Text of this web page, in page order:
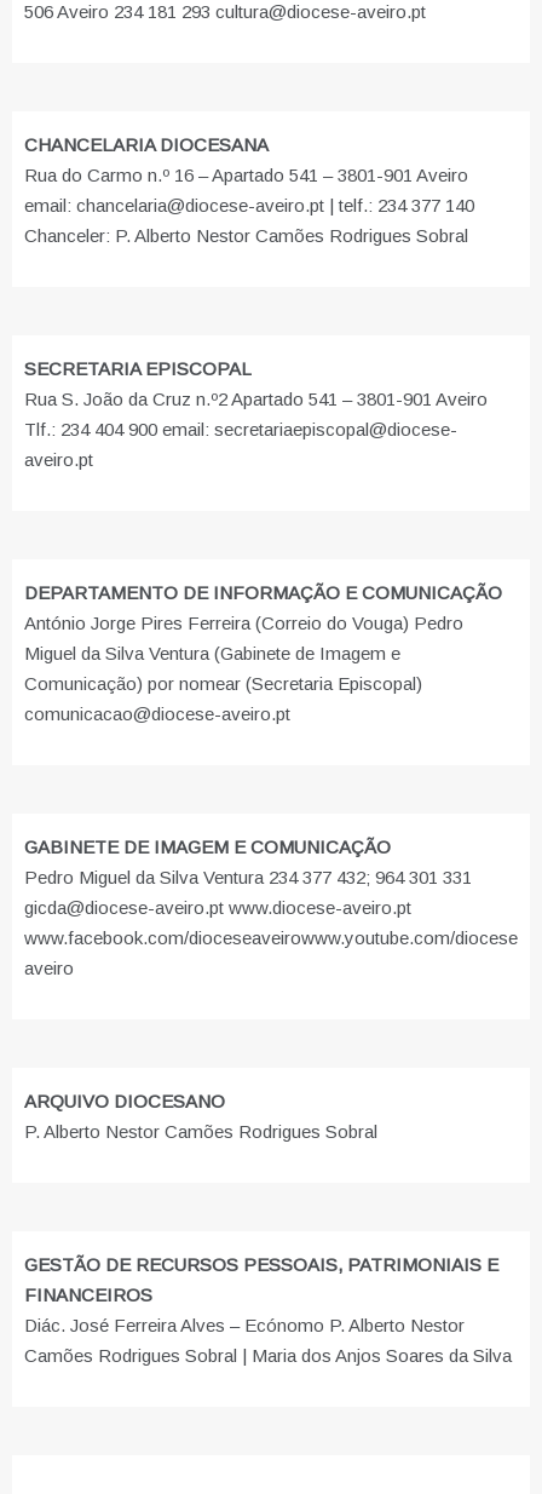
506 Aveiro 234 181 293 cultura@diocese-aveiro.pt
CHANCELARIA DIOCESANA
Rua do Carmo n.º 16 – Apartado 541 – 3801-901 Aveiro
email: chancelaria@diocese-aveiro.pt | telf.: 234 377 140
Chanceler: P. Alberto Nestor Camões Rodrigues Sobral
SECRETARIA EPISCOPAL
Rua S. João da Cruz n.º2 Apartado 541 – 3801-901 Aveiro
Tlf.: 234 404 900 email: secretariaepiscopal@diocese-
aveiro.pt
DEPARTAMENTO DE INFORMAÇÃO E COMUNICAÇÃO
António Jorge Pires Ferreira (Correio do Vouga) Pedro
Miguel da Silva Ventura (Gabinete de Imagem e
Comunicação) por nomear (Secretaria Episcopal)
comunicacao@diocese-aveiro.pt
GABINETE DE IMAGEM E COMUNICAÇÃO
Pedro Miguel da Silva Ventura 234 377 432; 964 301 331
gicda@diocese-aveiro.pt www.diocese-aveiro.pt
www.facebook.com/dioceseaveirowww.youtube.com/diocese
aveiro
ARQUIVO DIOCESANO
P. Alberto Nestor Camões Rodrigues Sobral
GESTÃO DE RECURSOS PESSOAIS, PATRIMONIAIS E
FINANCEIROS
Diác. José Ferreira Alves – Ecónomo P. Alberto Nestor
Camões Rodrigues Sobral | Maria dos Anjos Soares da Silva